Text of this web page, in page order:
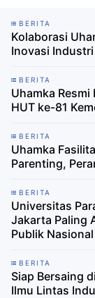
BERITA
Kolaborasi
Inovasi
BERITA
Uhamka Resmi
HUT ke-81
BERITA
Uhamka
Parenting,
BERITA
Universitas
Jakarta Paling
Publik Nasional
BERITA
Siap Bersaing
Ilmu Lintas